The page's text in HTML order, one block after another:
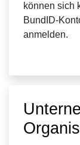
können sich
BundID-
anmelden.